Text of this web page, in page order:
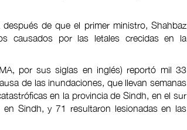
de que el primer ministro, Shahbaz
causados por las letales crecidas en la
por sus siglas en inglés) reportó mil 33
de las inundaciones, que llevan semanas
en la provincia de Sindh, en el sur
Sindh, y 71 resultaron lesionadas en las